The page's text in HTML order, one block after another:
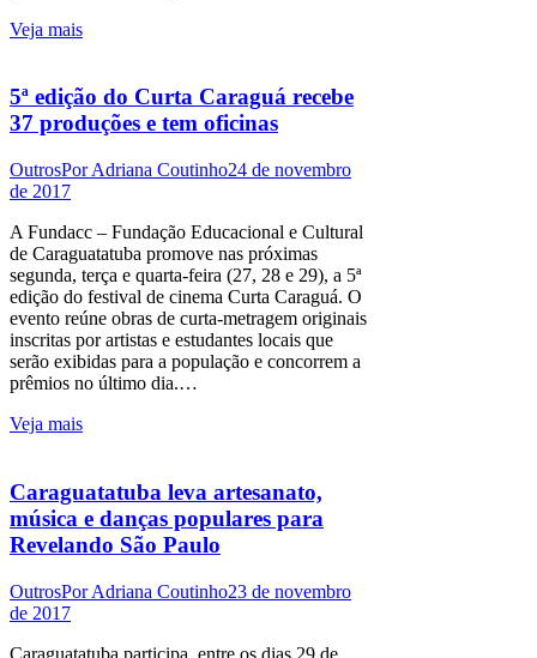
Veja mais
5ª edição do Curta Caraguá recebe
37 produções e tem oficinas
OutrosPorAdriana Coutinho24 de novembro
de 2017
A Fundacc – Fundação Educacional e Cultural
de Caraguatatuba promove nas próximas
segunda, terça e quarta-feira (27, 28 e 29), a 5ª
edição do festival de cinema Curta Caraguá. O
evento reúne obras de curta-metragem originais
inscritas por artistas e estudantes locais que
serão exibidas para a população e concorrem a
prêmios no último dia.…
Veja mais
Caraguatatuba leva artesanato,
música e danças populares para
Revelando São Paulo
OutrosPorAdriana Coutinho23 de novembro
de 2017
Caraguatatuba participa, entre os dias 29 de